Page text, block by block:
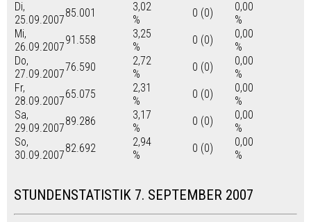
Di,
25.09.2007
85.001
3,02
%
0 (0)
0,00
%
Mi,
26.09.2007
91.558
3,25
%
0 (0)
0,00
%
Do,
27.09.2007
76.590
2,72
%
0 (0)
0,00
%
Fr,
28.09.2007
65.075
2,31
%
0 (0)
0,00
%
Sa,
29.09.2007
89.286
3,17
%
0 (0)
0,00
%
So,
30.09.2007
82.692
2,94
%
0 (0)
0,00
%
STUNDENSTATISTIK 7. SEPTEMBER 2007